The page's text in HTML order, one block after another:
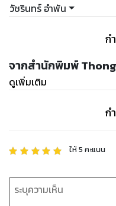
วัชรินทร์ อำพัน
ก
จากสำนักพิมพ์
ดูเพิ่มเติม
ก
ให้5 คะแนน